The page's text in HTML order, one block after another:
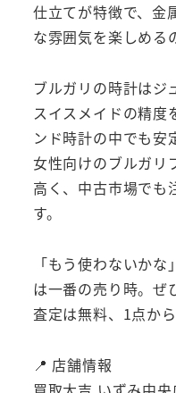
仕立てが特徴で、金
な雰囲気を楽しめる
ブルガリの時計はジ
スイスメイドの精度
ンド時計の中でも安
女性向けのブルガリ
高く、中古市場でも
す。
「もう使わないか
は一番の売り時。ぜ
査定は無料、1点か
📍 店舗情報